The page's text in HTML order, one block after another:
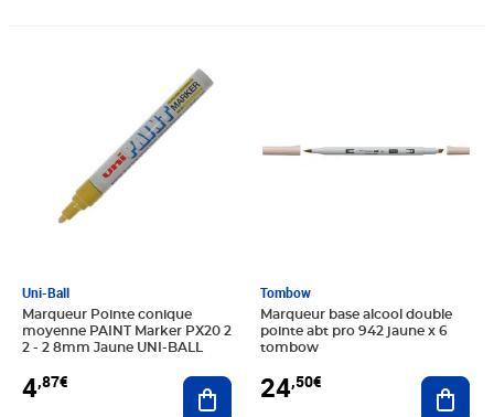
Uni-Ball
Marqueur Pointe conique
moyenne PAINT Marker PX20 2
2 - 2 8mm Jaune UNI-BALL
4,87€ Ajouter au panier
Tombow
Marqueur base alcool double
pointe abt pro 942 jaune x 6
tombow
24,50€